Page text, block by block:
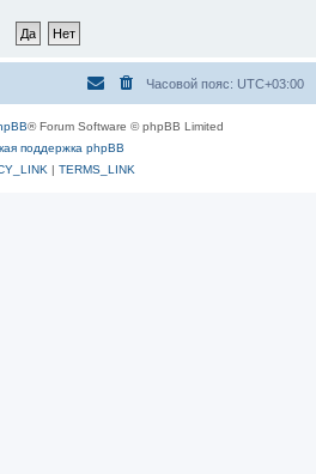
Часовой пояс: UTC+03:00
® Forum Software © phpBB Limited
поддержка phpBB
| TERMS_LINK